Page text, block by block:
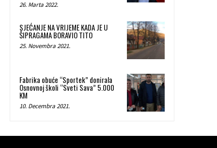
26. Marta 2022.
SJEĆANJE NA VRIJEME KADA JE U
ŠIPRAGAMA BORAVIO TITO
25. Novembra 2021.
Fabrika obuće “Sportek” donirala
Osnovnoj školi “Sveti Sava” 5.000
KM
10. Decembra 2021.